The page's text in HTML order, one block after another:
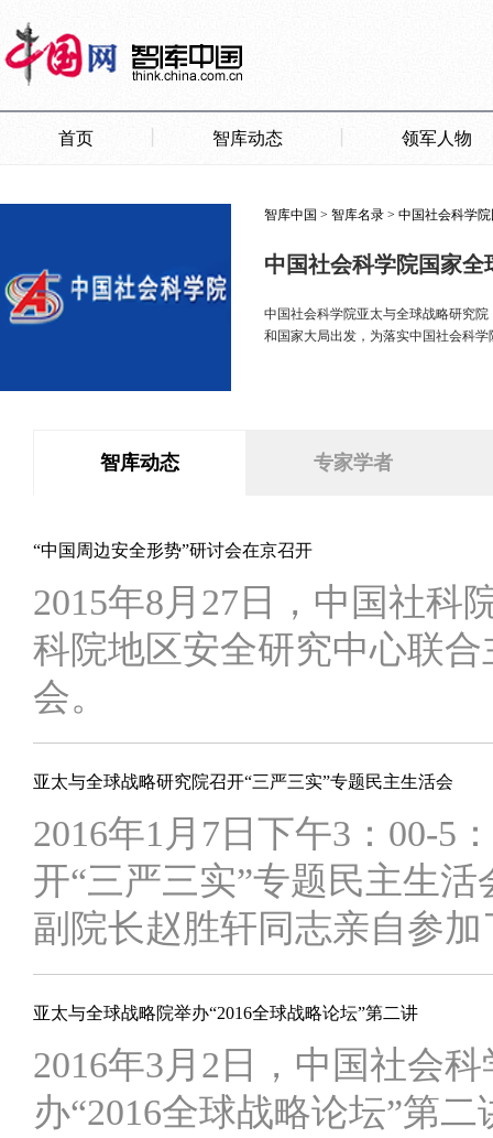
智库中国 > 智库名录 > 中国社会科学
中国社会科学院国家全
中国社会科学院亚太与全球战略研究院
和国家大局出发，为落实中国社会科
智库动态
“中国周边安全形势”研讨会在京召开
2015年8月27日，中国社科
科院地区安全研究中心联
会。
亚太与全球战略研究院召开“三严三实”专题民主生活会
2016年1月7日下午3：00-5
开“三严三实”专题民主生
副院长赵胜轩同志亲自参
亚太与全球战略院举办“2016全球战略论坛”第二讲
2016年3月2日，中国社会
办“2016全球战略论坛”第
专家学者